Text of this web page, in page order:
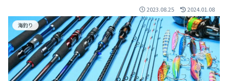
2023.08.25 2024.01.08
海釣り